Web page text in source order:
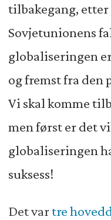
tilbakegang,
Sovjetunionens
globaliseringen
og fremst fra den
Vi skal komme
men først er det
globaliseringen
suksess!
Det vartre